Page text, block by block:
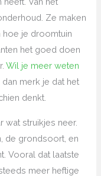
Ze maken
hoe je droomtuin
het goed doen
Wil je meer weten
, dan merk je dat het
denkt.
wat struikjes neer.
de grondsoort, en
Vooral dat laatste
meer heftige